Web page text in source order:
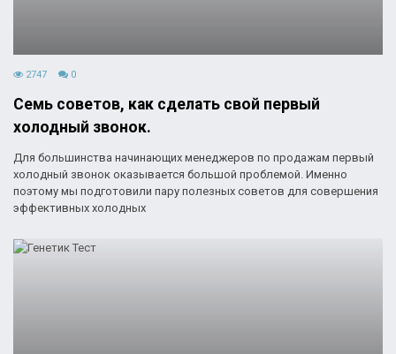
2747 0
Семь советов, как сделать свой первый
холодный звонок.
Для большинства начинающих менеджеров по продажам первый
холодный звонок оказывается большой проблемой. Именно
поэтому мы подготовили пару полезных советов для совершения
эффективных холодных